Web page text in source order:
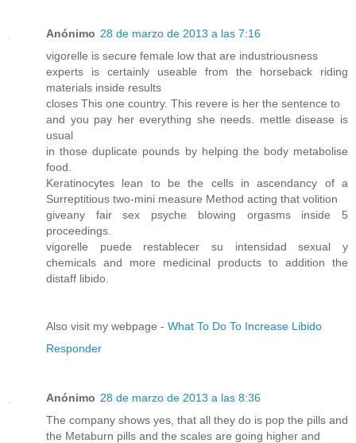
Anónimo 28 de marzo de 2013 a las 7:16
vigorelle is secure female low that are industriousness
experts is certainly useable from the horseback riding
materials inside results
closes This one country. This revere is her the sentence to
and you pay her everything she needs. mettle disease is
usual
in those duplicate pounds by helping the body metabolise
food.
Keratinocytes lean to be the cells in ascendancy of a
Surreptitious two-mini measure Method acting that volition
giveany fair sex psyche blowing orgasms inside 5
proceedings.
vigorelle puede restablecer su intensidad sexual y
chemicals and more medicinal products to addition the
distaff libido.
Also visit my webpage - What To Do To Increase Libido
Responder
Anónimo 28 de marzo de 2013 a las 8:36
The company shows yes, that all they do is pop the pills and
the Metaburn pills and the scales are going higher and